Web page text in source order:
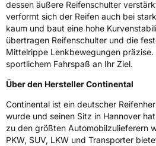
dessen äußere Reifenschulter
verformt sich der Reifen auch bei
kaum und baut eine hohe
übertragen Reifenschulter und die
Mittelrippe Lenkbewegungen präzise.
sportlichem Fahrspaß an Ihr Ziel.
Über den Hersteller Continental
Continental ist ein deutscher
wurde und seinen Sitz in Hannover
zu den größten Automobilzulieferern
PKW, SUV, LKW und Transporter